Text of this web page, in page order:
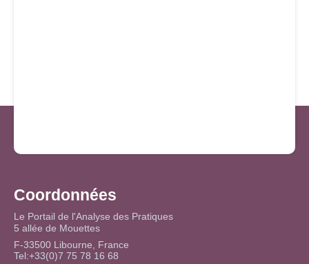
Coordonnées
Le Portail de l'Analyse des Pratiques
5 allée de Mouettes
F-33500 Libourne, France
Tel:+33(0)7 75 78 16 68